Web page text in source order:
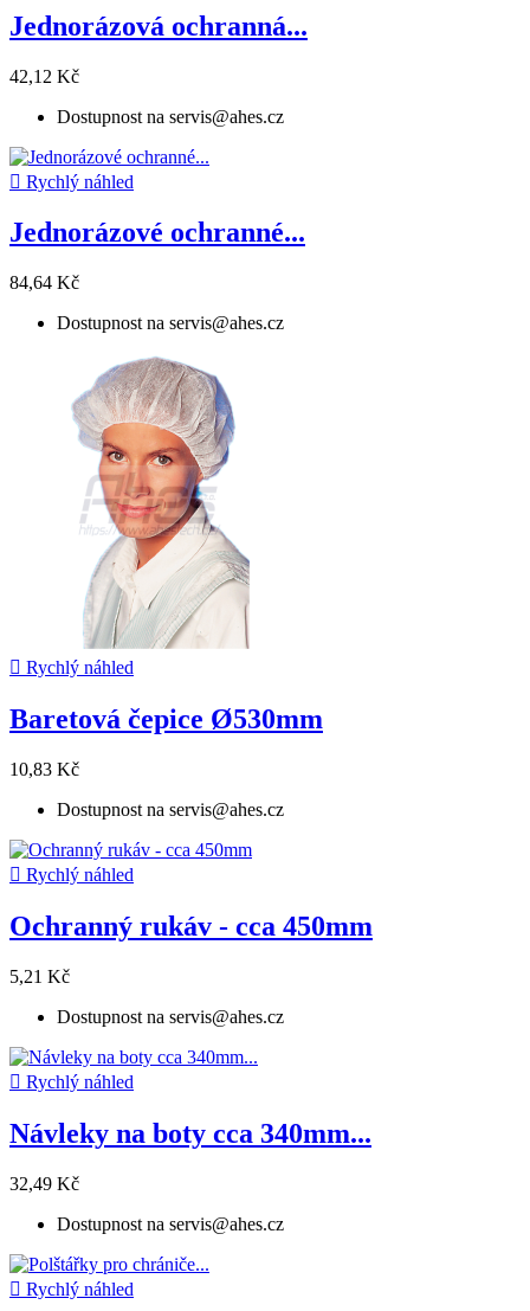
Jednorázová ochranná...
42,12 Kč
Dostupnost na servis@ahes.cz
 Rychlý náhled
Jednorázové ochranné...
84,64 Kč
Dostupnost na servis@ahes.cz
 Rychlý náhled
Baretová čepice Ø530mm
10,83 Kč
Dostupnost na servis@ahes.cz
 Rychlý náhled
Ochranný rukáv - cca 450mm
5,21 Kč
Dostupnost na servis@ahes.cz
 Rychlý náhled
Návleky na boty cca 340mm...
32,49 Kč
Dostupnost na servis@ahes.cz
 Rychlý náhled